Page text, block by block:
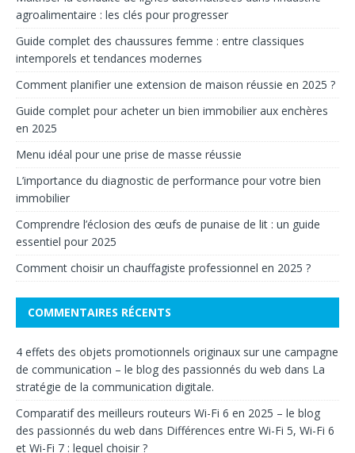
agroalimentaire : les clés pour progresser
Guide complet des chaussures femme : entre classiques
intemporels et tendances modernes
Comment planifier une extension de maison réussie en 2025 ?
Guide complet pour acheter un bien immobilier aux enchères
en 2025
Menu idéal pour une prise de masse réussie
L’importance du diagnostic de performance pour votre bien
immobilier
Comprendre l’éclosion des œufs de punaise de lit : un guide
essentiel pour 2025
Comment choisir un chauffagiste professionnel en 2025 ?
COMMENTAIRES RÉCENTS
4 effets des objets promotionnels originaux sur une campagne
de communication – le blog des passionnés du web dans La
stratégie de la communication digitale.
Comparatif des meilleurs routeurs Wi-Fi 6 en 2025 – le blog
des passionnés du web dans Différences entre Wi-Fi 5, Wi-Fi 6
et Wi-Fi 7 : lequel choisir ?